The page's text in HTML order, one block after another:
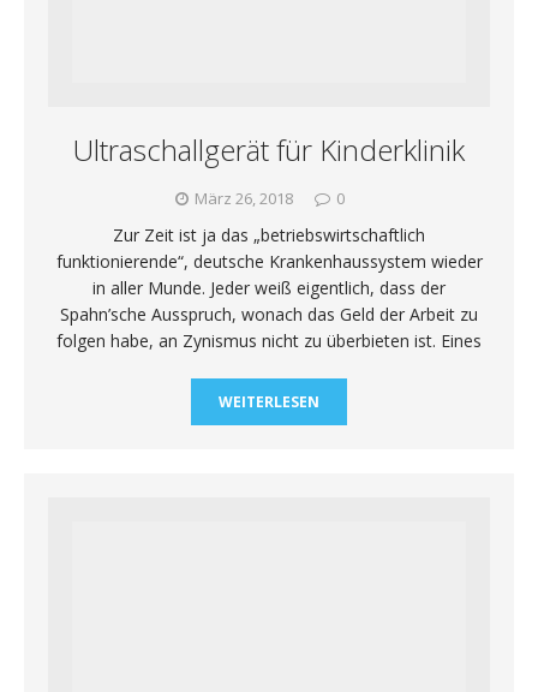
Ultraschallgerät für Kinderklinik
März 26, 2018 0
Zur Zeit ist ja das „betriebswirtschaftlich
funktionierende“, deutsche Krankenhaussystem wieder
in aller Munde. Jeder weiß eigentlich, dass der
Spahn’sche Ausspruch, wonach das Geld der Arbeit zu
folgen habe, an Zynismus nicht zu überbieten ist. Eines
WEITERLESEN